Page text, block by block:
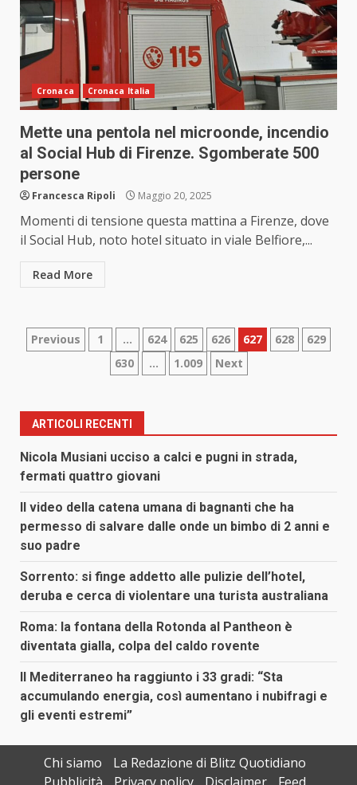
Cronaca Cronaca Italia
Mette una pentola nel microonde, incendio
al Social Hub di Firenze. Sgomberate 500
persone
Francesca Ripoli Maggio 20, 2025
Momenti di tensione questa mattina a Firenze, dove
il Social Hub, noto hotel situato in viale Belfiore,...
Read More
Paginazione
articoli
Previous 1 … 624 625 626 627 628
629
630
… 1.009 Next
ARTICOLI RECENTI
Nicola Musiani ucciso a calci e pugni in strada,
fermati quattro giovani
Il video della catena umana di bagnanti che ha
permesso di salvare dalle onde un bimbo di 2 anni e
suo padre
Sorrento: si finge addetto alle pulizie dell’hotel,
deruba e cerca di violentare una turista australiana
Roma: la fontana della Rotonda al Pantheon è
diventata gialla, colpa del caldo rovente
Il Mediterraneo ha raggiunto i 33 gradi: “Sta
accumulando energia, così aumentano i nubifragi e
gli eventi estremi”
Chi siamo
La Redazione di Blitz Quotidiano